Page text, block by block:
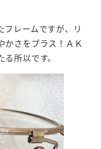
フレームですが、リ
かさをプラス！ＡＫ
所以です。